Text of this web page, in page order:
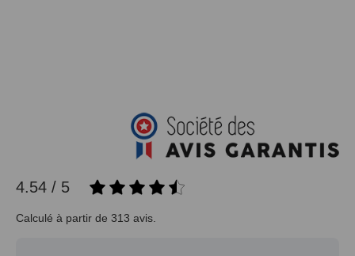
4.54 / 5
Calculé à partir de 313 avis.